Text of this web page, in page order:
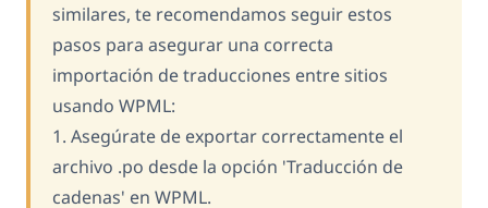
similares, te recomendamos seguir estos
pasos para asegurar una correcta
importación de traducciones entre sitios
usando WPML:
1. Asegúrate de exportar correctamente el
archivo .po desde la opción 'Traducción de
cadenas' en WPML.